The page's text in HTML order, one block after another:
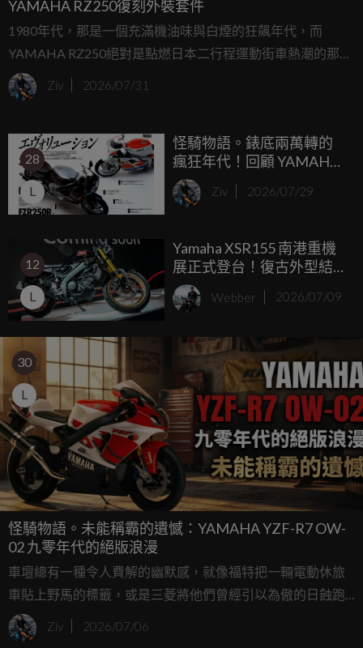
YAMAHA RZ250復刻外裝套件
1980年代，那是一個充滿機油味與白煙的狂飆年代，而
YAMAHA RZ250絕對是點燃日本二行程運動街車熱潮的那根
重要火柴，時隔四十多年，當年的神車如今大多面臨零件斷
料的窘境，不過別擔心，專屬YAMAHA的改裝升級品牌Y'S
的原廠外觀套件於令和時代重新甦醒。
Ziv 2026/07/31
28
L
怪騎物語。錶底兩萬轉的
瘋狂年代！回顧 YAMAHA
FZR250R 的 250c.c. 四缸仿
賽進化史
Ziv 2026/07/29
12
L
Yamaha XSR155 南港重機
展正式登台！復古外型結
合 VVA 動力，白牌輕檔市
場再添新選擇
Webber 2026/07/09
30
L
怪騎物語。未能稱霸的遺憾：YAMAHA YZF-R7 OW-
02 九零年代的絕版浪漫
車壇總有一種令人費解的幽默感，就像福特把一輛電動休旅
車貼上野馬的標籤，或是三菱將他們曾經引以為傲的日蝕跑
車，變成了一台了無生趣的跨界休旅；當 YAMAHA 在前幾
年推出搭載並列雙缸引擎的現代版 YZF-R7 時，許多新生代車
Ziv 2026/07/06